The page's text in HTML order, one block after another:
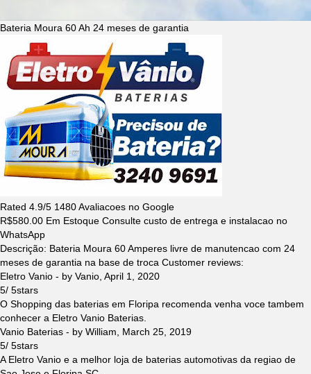
Bateria Moura 60 Ah 24 meses de garantia
Rated 4.9/5 1480Avaliacoes no Google
R$580.00 Em Estoque Consulte custo de entrega e instalacao no
WhatsApp
Descrição: Bateria Moura 60 Amperes livre de manutencao com 24
meses de garantia na base de troca Customer reviews:
Eletro Vanio - by Vanio April 1, 2020
5/ 5stars
O Shopping das baterias em Floripa recomenda venha voce tambem
conhecer a Eletro Vanio Baterias.
Vanio Baterias - by William
March 25, 2019
5/ 5stars
A Eletro Vanio e a melhor loja de baterias automotivas da regiao de